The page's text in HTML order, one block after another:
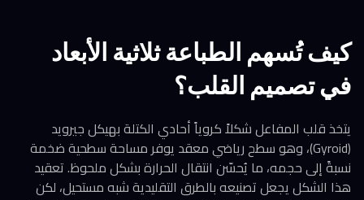
كيف تُسهم الطباعة ثلاثية الأبعاد
في تصميم القلب؟
يتخذ قلب المفاعل شكلاً كروياً أحادي الكتلة بهيكل جيرويد
(Gyroid)، وهو سطح رياضي معقد يوفر مساحة سطحية ضخمة
نسبةً إلى حجمه، ما يُحسّن انتقال الحرارة بشكل ملحوظ. تعقيد
هذا الشكل يجعل تصنيعه بالطرق التقليدية شبه مستحيل، لكن